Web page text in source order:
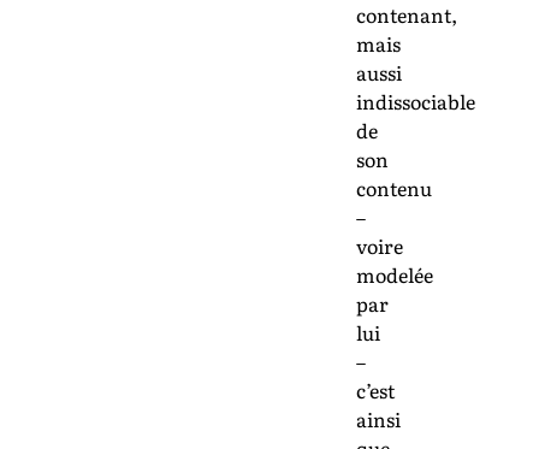
contenant,
mais
aussi
indissociable
de
son
contenu
–
voire
modelée
par
lui
–
c’est
ainsi